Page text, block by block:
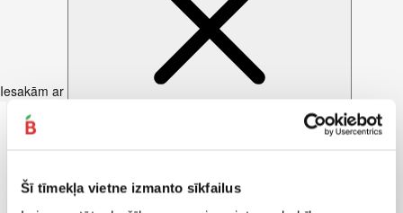
Šī tīmekļa vietne izmanto sīkfailus
Iesakām ar